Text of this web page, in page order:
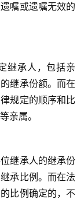
嘱或遗嘱无效的
继承人，包括亲
继承份额。而在
规定的顺序和比
亲属。
继承人的继承份
承比例。而在法
比例确定的，不